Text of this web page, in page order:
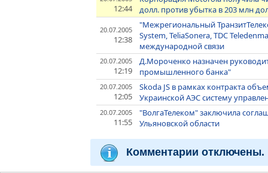
12:44
долл. против убытка в 203 млн
20.07.2005
12:38
"Межрегиональный
System, TeliaSonera, TDC
международной связи
20.07.2005
12:19
Д.Мороченко назначен
промышленного банка"
20.07.2005
12:05
Skoda JS в рамках контракта
Украинской АЭС систему
20.07.2005
11:55
"ВолгаТелеком" заключила
Ульяновской области
Комментарии отключены.